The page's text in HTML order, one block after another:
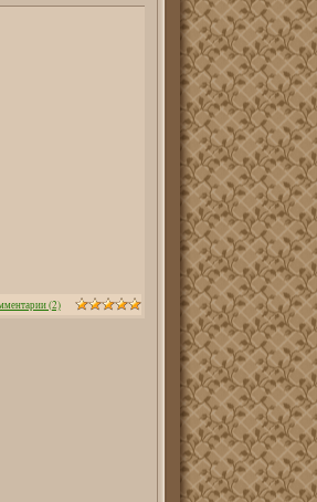
(2)